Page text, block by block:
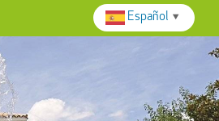
Español ▼